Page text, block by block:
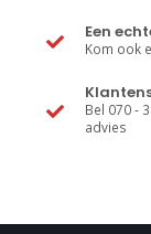
Een
Kom ook
Bel 070 -
advies